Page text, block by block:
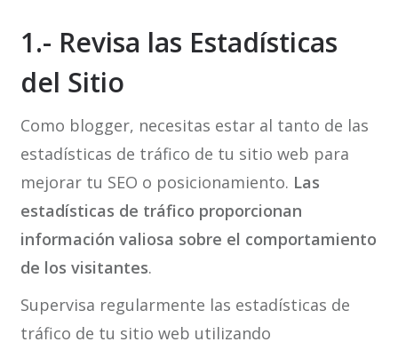
1.- Revisa las Estadísticas
del Sitio
Como blogger, necesitas estar al tanto de las
estadísticas de tráfico de tu sitio web para
mejorar tu SEO o posicionamiento. Las
estadísticas de tráfico proporcionan
información valiosa sobre el comportamiento
de los visitantes.
Supervisa regularmente las estadísticas de
tráfico de tu sitio web utilizando